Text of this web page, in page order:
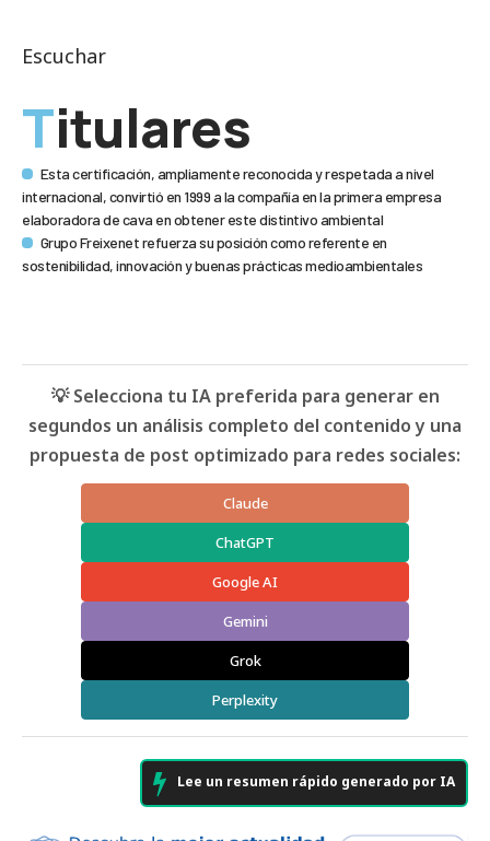
Escuchar
Titulares
Esta certificación, ampliamente reconocida y respetada a nivel
internacional, convirtió en 1999 a la compañía en la primera empresa
elaboradora de cava en obtener este distintivo ambiental
Grupo Freixenet refuerza su posición como referente en
sostenibilidad, innovación y buenas prácticas medioambientales
💡 Selecciona tu IA preferida para generar en
segundos un análisis completo del contenido y una
propuesta de post optimizado para redes sociales:
Claude
ChatGPT
Google AI
Gemini
Grok
Perplexity
Lee un resumen rápido generado por IA